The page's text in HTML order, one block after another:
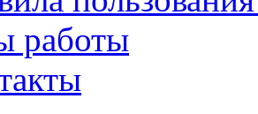
работы